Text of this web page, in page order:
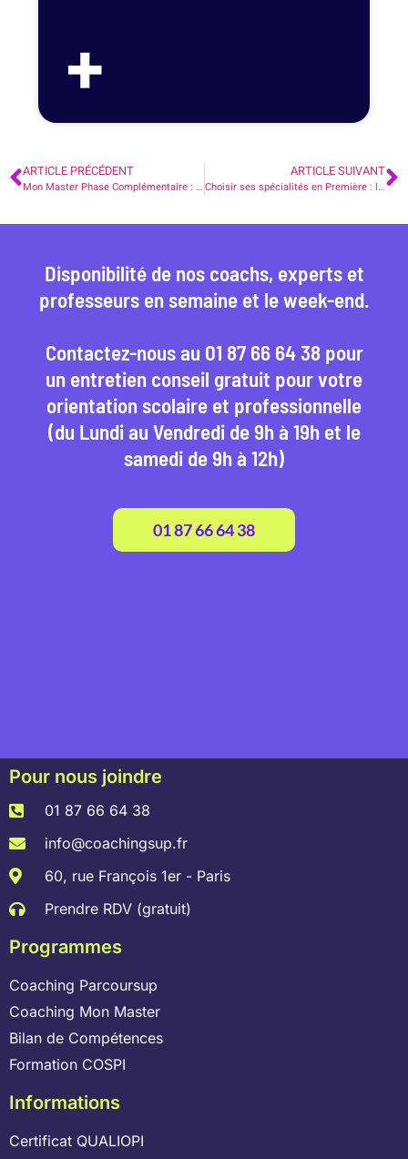
+
ARTICLE PRÉCÉDENT
Mon Master Phase Complémentaire : Réussir Vos Candidatures
ARTICLE SUIVANT
Choisir ses spécialités en Première : le guide complet 2026
Disponibilité de nos coachs, experts et
professeurs en semaine et le week-end.
Contactez-nous au 01 87 66 64 38 pour
un entretien conseil gratuit pour votre
orientation scolaire et professionnelle
(du Lundi au Vendredi de 9h à 19h et le
samedi de 9h à 12h)
01 87 66 64 38
Pour nous joindre
01 87 66 64 38
info@coachingsup.fr
60, rue François 1er - Paris
Prendre RDV (gratuit)
Programmes
Coaching Parcoursup
Coaching Mon Master
Bilan de Compétences
Formation COSPI
Informations
Certificat QUALIOPI